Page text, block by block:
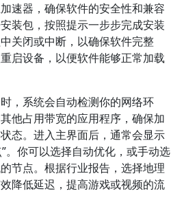
速器，确保软件的安全性和兼容
装包，按照提示一步步完成安装
关闭或中断，以确保软件完整
启设备，以便软件能够正常加载
，系统会自动检测你的网络环
他占用带宽的应用程序，确保加
态。进入主界面后，通常会显示
。你可以选择自动优化，或手动选
节点。根据行业报告，选择地理
降低延迟，提高游戏或视频的流